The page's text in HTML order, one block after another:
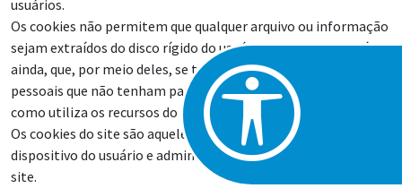
usuários.
Os cookies não permitem que qualquer arquivo ou informação
sejam extraídos do disco rígido do usuário, não sendo possível,
ainda, que, por meio deles, se tenha acesso a informações
pessoais que não tenham partido do usuário ou da forma
como utiliza os recursos do site.
Os cookies do site são aqueles enviados ao computador ou
dispositivo do usuário e administrador exclusivamente pelo
site.